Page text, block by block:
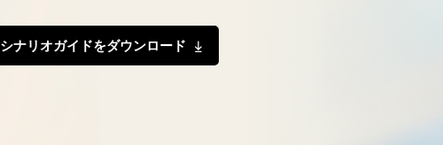
シナリオガイドをダウンロード